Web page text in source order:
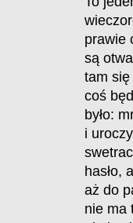
prawie
są
tam
coś
było:
i
hasło,
aż do
nie ma